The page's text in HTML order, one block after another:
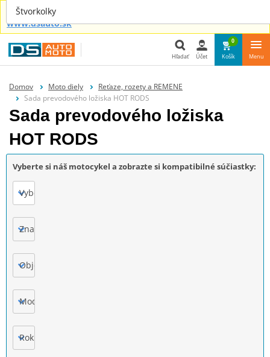
Náhradné diely aj pre tvoje auto nájdeš u nás na
www.dsauto.sk
Hľadať Účet
0
Košík Menu
Domov Moto diely
Reťaze, rozety a REMENE
Sada prevodového ložiska HOT RODS
Sada prevodového ložiska
HOT RODS
Vyberte si náš motocykel a zobrazte si kompatibilné súčiastky:
Vyberte
Značka
Objem motora
Model
Rok výroby
Štvorkolky